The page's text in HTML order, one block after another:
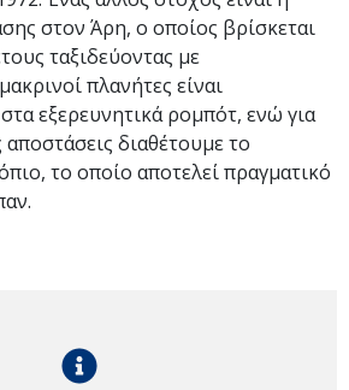
στον Άρη, ο οποίος βρίσκεται
ταξιδεύοντας με
πλανήτες είναι
εξερευνητικά ρομπότ, ενώ για
διαθέτουμε το
το οποίο αποτελεί πραγματικό